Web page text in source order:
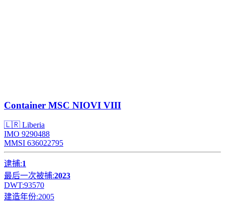
Container MSC NIOVI VIII
🇱🇷 Liberia
IMO 9290488
MMSI 636022795
逮捕:1
最后一次被捕:2023
DWT:93570
建造年份:2005